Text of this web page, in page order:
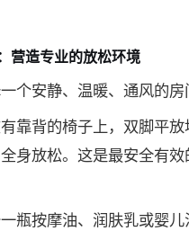
营造专业的放松环境
个安静、温暖、通风的房
靠背的椅子上，双脚平放
身放松。这是最安全有效
瓶按摩油、润肤乳或婴儿